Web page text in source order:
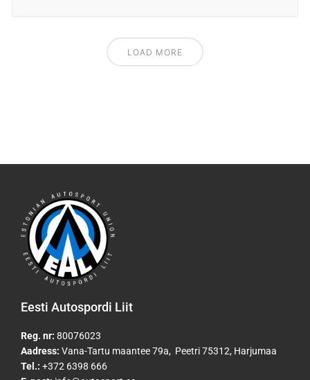
LOAD MORE
Eesti Autospordi Liit
Reg. nr: 80076023
Aadress: Vana-Tartu maantee 79a, Peetri 75312, Harjumaa
Tel.: +372 6398 666